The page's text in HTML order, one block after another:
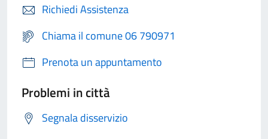
Richiedi Assistenza
Chiama il comune 06 790971
Prenota un appuntamento
Problemi in città
Segnala disservizio